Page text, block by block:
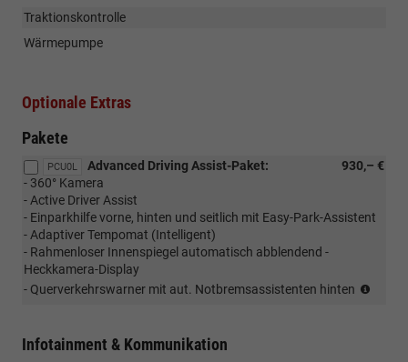
Traktionskontrolle
Wärmepumpe
Optionale Extras
Pakete
PCU0L 930,– €
Advanced Driving Assist-Paket:
- 360° Kamera
- Active Driver Assist
- Einparkhilfe vorne, hinten und seitlich mit Easy-Park-Assistent
- Adaptiver Tempomat (Intelligent)
- Rahmenloser Innenspiegel automatisch abblendend -
Heckkamera-Display
- Querverkehrswarner mit aut. Notbremsassistenten hinten
Infotainment & Kommunikation